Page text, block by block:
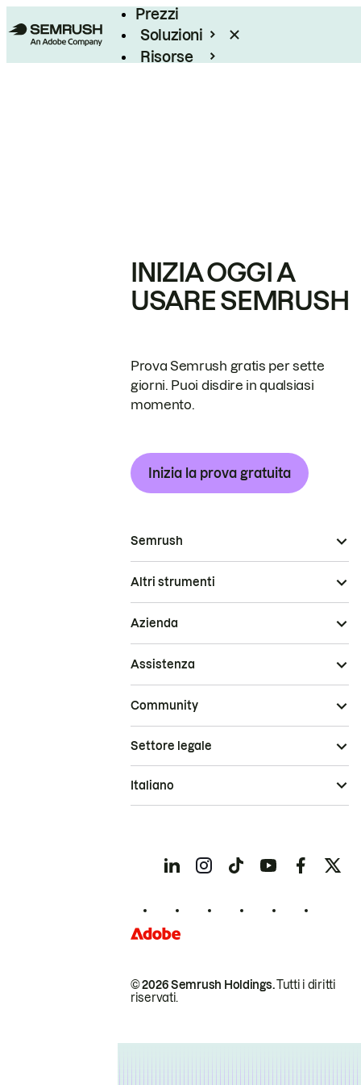
Prezzi
Soluzioni
Risorse
INIZIA OGGI A
USARE SEMRUSH
Prova Semrush gratis per sette
giorni. Puoi disdire in qualsiasi
momento.
Inizia la prova gratuita
Semrush
Altri strumenti
Azienda
Assistenza
Community
© 2026 Semrush Holdings.Tutti i diritti
riservati.
Settore legale
Italiano